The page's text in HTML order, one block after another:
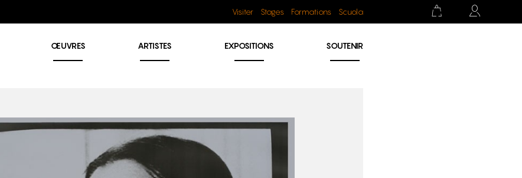
Visiter Stages Formations Scuola
ŒUVRES ARTISTES EXPOSITIONS SOUTENIR